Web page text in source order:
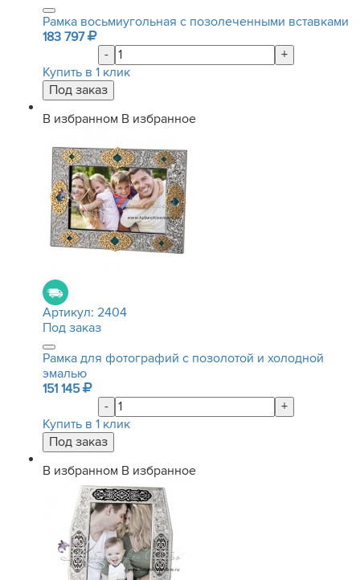
Рамка восьмиугольная с позолеченными вставками
183 797
-
+
Купить в 1 клик
В избранном В избранное
Артикул: 2404
Под заказ
Рамка для фотографий с позолотой и холодной
эмалью
151 145
-
+
Купить в 1 клик
В избранном В избранное